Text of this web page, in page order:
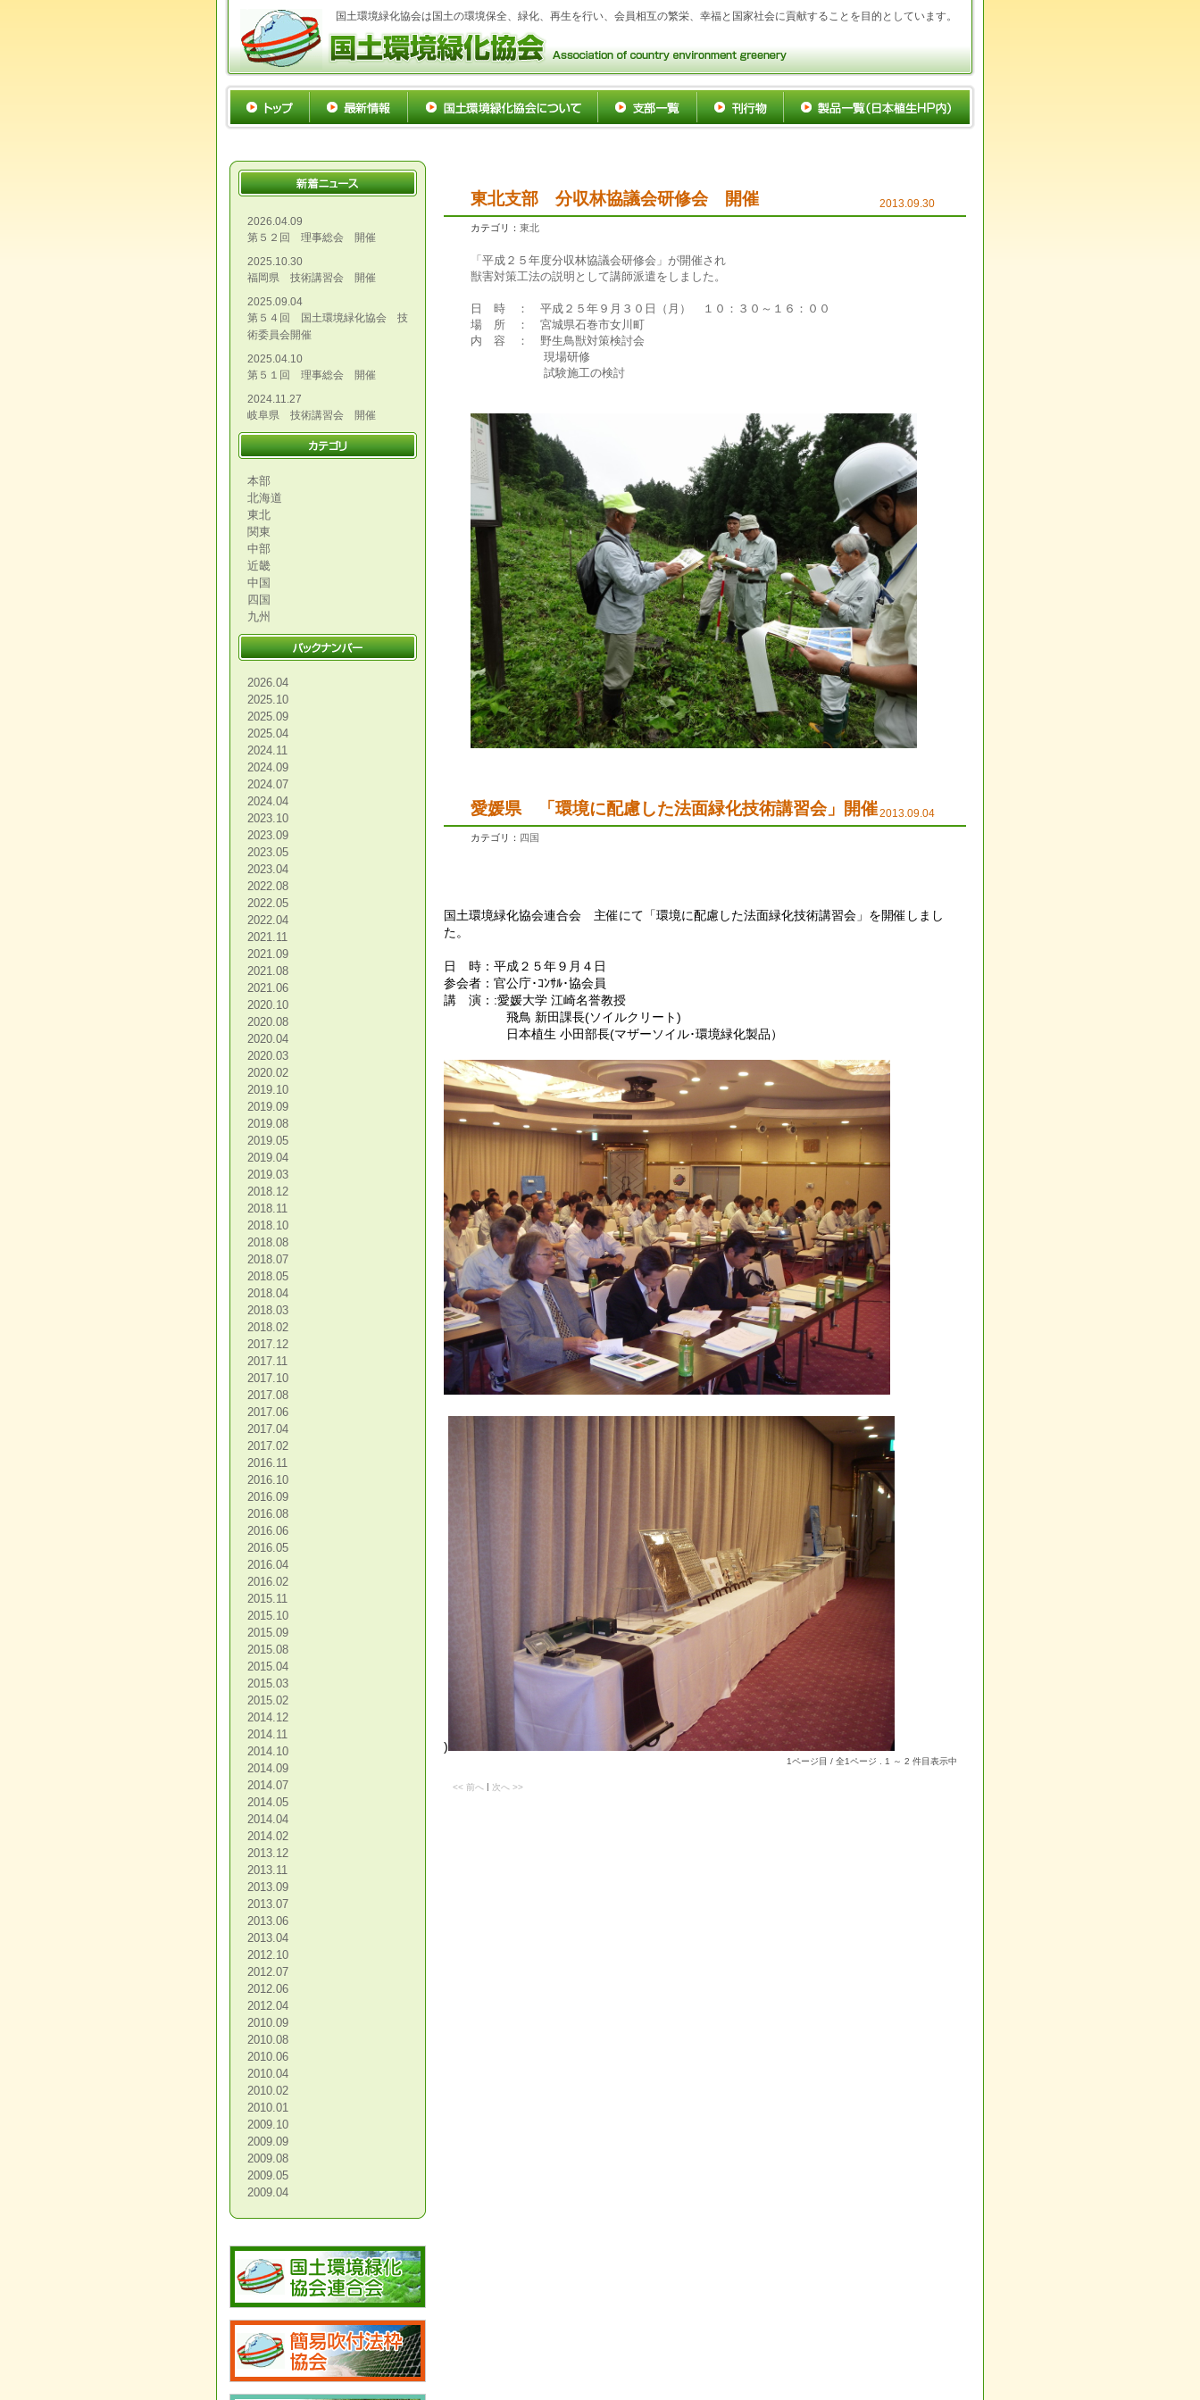
国土環境緑化協会は国土の環境保全、緑化、再生を行い、会員相互の繁栄、幸福と国家社会に貢献することを目的としています。
2026.04.09
第５２回 理事総会 開催
2025.10.30
福岡県 技術講習会 開催
2025.09.04
第５４回 国土環境緑化協会 技
術委員会開催
2025.04.10
第５１回 理事総会 開催
2024.11.27
岐阜県 技術講習会 開催
本部
北海道
東北
関東
中部
近畿
中国
四国
九州
2026.04
2025.10
2025.09
2025.04
2024.11
2024.09
2024.07
2024.04
2023.10
2023.09
2023.05
2023.04
2022.08
2022.05
2022.04
2021.11
2021.09
2021.08
2021.06
2020.10
2020.08
2020.04
2020.03
2020.02
2019.10
2019.09
2019.08
2019.05
2019.04
2019.03
2018.12
2018.11
2018.10
2018.08
2018.07
2018.05
2018.04
2018.03
2018.02
2017.12
2017.11
2017.10
2017.08
2017.06
2017.04
2017.02
2016.11
2016.10
2016.09
2016.08
2016.06
2016.05
2016.04
2016.02
2015.11
2015.10
2015.09
2015.08
2015.04
2015.03
2015.02
2014.12
2014.11
2014.10
2014.09
2014.07
2014.05
2014.04
2014.02
2013.12
2013.11
2013.09
2013.07
2013.06
2013.04
2012.10
2012.07
2012.06
2012.04
2010.09
2010.08
2010.06
2010.04
2010.02
2010.01
2009.10
2009.09
2009.08
2009.05
2009.04
東北支部 分収林協議会研修会 開催 2013.09.30
カテゴリ： 東北
「平成２５年度分収林協議会研修会」が開催され
獣害対策工法の説明として講師派遣をしました。
日 時 ： 平成２５年９月３０日（月） １０：３０～１６：００
場 所 ： 宮城県石巻市女川町
内 容 ： 野生鳥獣対策検討会
現場研修
試験施工の検討
愛媛県 「環境に配慮した法面緑化技術講習会」開催2013.09.04
カテゴリ： 四国
国土環境緑化協会連合会 主催にて「環境に配慮した法面緑化技術講習会」を開催しまし
た。
日 時：平成２５年９月４日
参会者：官公庁･ｺﾝｻﾙ･協会員
講 演：:愛媛大学 江崎名誉教授
飛鳥 新田課長(ソイルクリート)
日本植生 小田部長(マザーソイル･環境緑化製品）
)
1ページ目 / 全1ページ . 1 ～ 2 件目表示中
<< 前へ | 次へ >>